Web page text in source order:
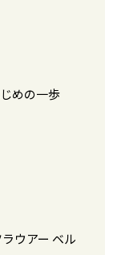
めの一歩
ウアー ベル